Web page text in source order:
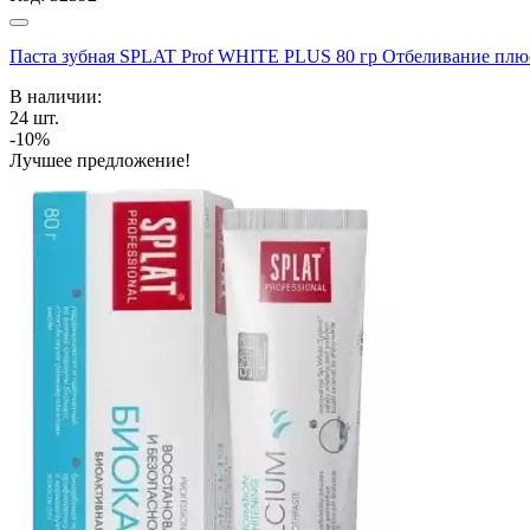
Паста зубная SPLAT Prof WHITE PLUS 80 гр Отбеливание
В наличии:
24 шт.
-10%
Лучшее предложение!